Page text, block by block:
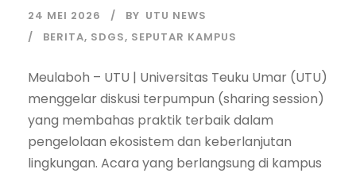
24 MEI 2026 BY UTU NEWS
BERITA, SDGS, SEPUTAR KAMPUS
Meulaboh – UTU | Universitas Teuku Umar (UTU)
menggelar diskusi terpumpun (sharing session)
yang membahas praktik terbaik dalam
pengelolaan ekosistem dan keberlanjutan
lingkungan. Acara yang berlangsung di kampus